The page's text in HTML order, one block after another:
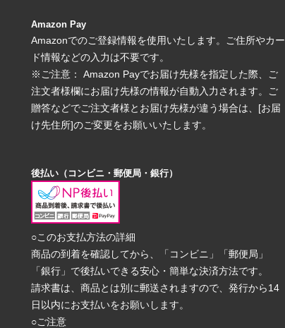
Amazon Pay
Amazonでのご登録情報を使用いたします。ご住所やカー
ド情報などの入力は不要です。
※ご注意： Amazon Payでお届け先様を指定した際、ご
注文者様欄にお届け先様の情報が自動入力されます。ご
贈答などでご注文者様とお届け先様が違う場合は、[お届
け先住所]のご変更をお願いいたします。
後払い（コンビニ・郵便局・銀行）
○このお支払方法の詳細
商品の到着を確認してから、「コンビニ」「郵便局」
「銀行」で後払いできる安心・簡単な決済方法です。
請求書は、商品とは別に郵送されますので、発行から14
日以内にお支払いをお願いします。
○ご注意